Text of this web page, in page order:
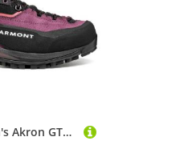
Garmont - Women's Akron GTX - Approachschuhe Gr 40 schwarz